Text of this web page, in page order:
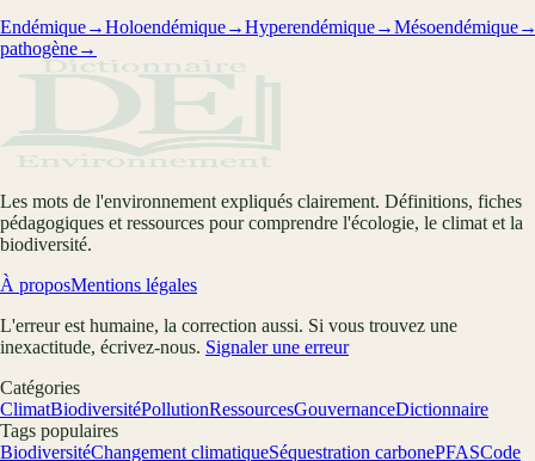
Endémique→Holoendémique→Hyperendémique→Mésoendémique
pathogène→
Les mots de l'environnement expliqués clairement. Définitions, fiches
pédagogiques et ressources pour comprendre l'écologie, le climat et la
biodiversité.
À proposMentions légales
L'erreur est humaine, la correction aussi. Si vous trouvez une
inexactitude, écrivez-nous. Signaler une erreur
Catégories
ClimatBiodiversitéPollutionRessourcesGouvernanceDictionnaire
Tags populaires
BiodiversitéChangement climatiqueSéquestration carbonePFASCode